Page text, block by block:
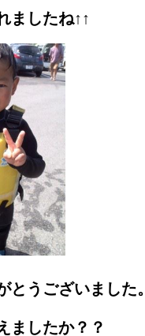
ましたね↑↑
うございました。
ましたか？？